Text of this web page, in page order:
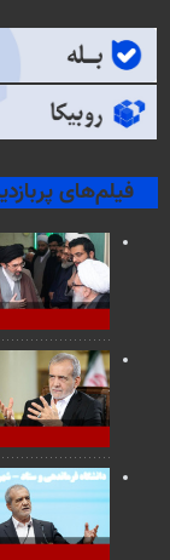
فیلم‌های